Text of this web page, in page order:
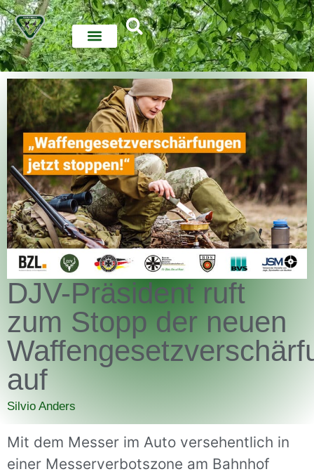
DJV-Präsident ruft
zum Stopp der neuen
auf
Silvio Anders
Mit dem Messer im Auto versehentlich in
einer Messerverbotszone am Bahnhof